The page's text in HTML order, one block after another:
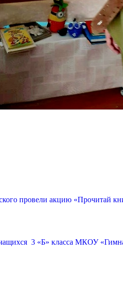
провели акцию «Прочитай
3 «Б» класса МКОУ